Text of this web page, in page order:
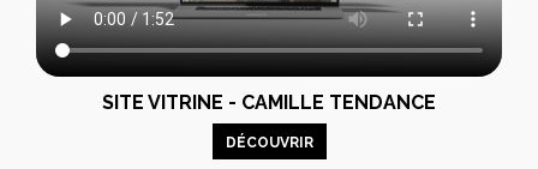
SITE VITRINE - CAMILLE TENDANCE
DÉCOUVRIR